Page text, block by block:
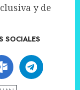
y de
SOCIALES